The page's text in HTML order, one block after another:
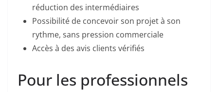
réduction des intermédiaires
Possibilité de concevoir son projet à son
rythme, sans pression commerciale
Accès à des avis clients vérifiés
Pour les professionnels